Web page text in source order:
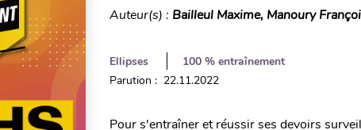
Auteur(s) : Bailleul Maxime, Manoury
Ellipses
100 % entraînement
Parution : 22.11.2022
Pour s'entraîner et réussir ses devoirs